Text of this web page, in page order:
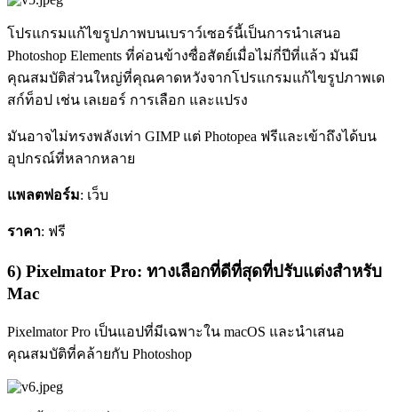
โปรแกรมแก้ไขรูปภาพบนเบราว์เซอร์นี้เป็นการนำเสนอ
Photoshop Elements ที่ค่อนข้างซื่อสัตย์เมื่อไม่กี่ปีที่แล้ว มันมี
คุณสมบัติส่วนใหญ่ที่คุณคาดหวังจากโปรแกรมแก้ไขรูปภาพเด
สก์ท็อป เช่น เลเยอร์ การเลือก และแปรง
มันอาจไม่ทรงพลังเท่า GIMP แต่ Photopea ฟรีและเข้าถึงได้บน
อุปกรณ์ที่หลากหลาย
แพลตฟอร์ม: เว็บ
ราคา: ฟรี
6) Pixelmator Pro: ทางเลือกที่ดีที่สุดที่ปรับแต่งสำหรับ
Mac
Pixelmator Pro เป็นแอปที่มีเฉพาะใน macOS และนำเสนอ
คุณสมบัติที่คล้ายกับ Photoshop